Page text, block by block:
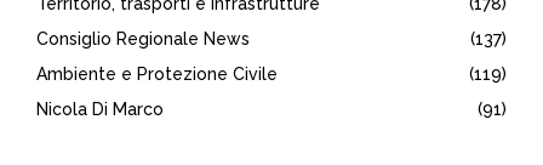
Consiglio Regionale News
(137)
Ambiente e Protezione Civile
(119)
Nicola Di Marco
(91)